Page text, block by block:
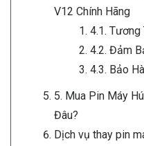
V12 Chính Hãng
4.1. Tương
4.2. Đảm
4.3. Bảo
5. Mua Pin Máy
Đâu?
Dịch vụ thay pin